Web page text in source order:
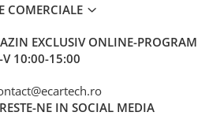
auto
COMERCIALE
EXCLUSIV ONLINE-PROGRAM
V 10:00-15:00
NE IN SOCIAL MEDIA